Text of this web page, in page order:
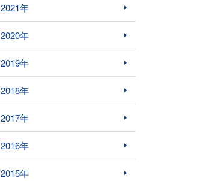
2021年
2020年
2019年
2018年
2017年
2016年
2015年